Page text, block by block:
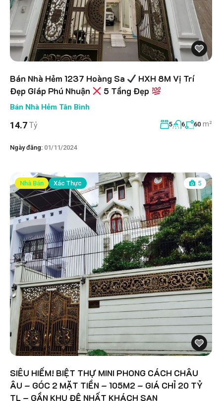
Bán Nhà Hẻm 1237 Hoàng Sa
HXH 8M Vị Trí
Đẹp Giáp Phú Nhuận
5 Tầng Đẹp
Bán Nhà Hẻm Tân Bình
14.7 Tỷ 5 6 60 m²
Ngày đăng: 01/11/2024
Nhà Bán Xác Thực 5
SIÊU HIẾM! BIỆT THỰ MINI PHONG CÁCH CHÂU
ÂU – GÓC 2 MẶT TIỀN – 105M2 – GIÁ CHỈ 20 TỶ
TL – GẦN KHU ĐỆ NHẤT KHÁCH SẠN